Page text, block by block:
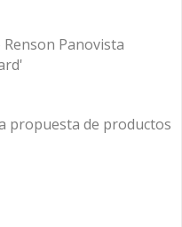
Panovista
propuesta de productos